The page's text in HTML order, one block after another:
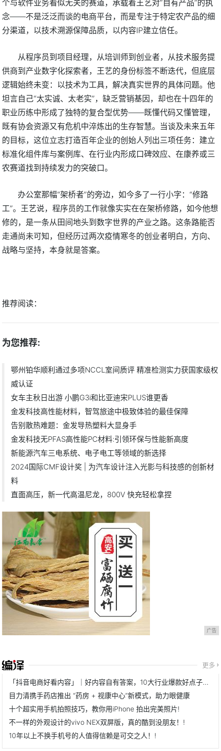
个与软件业务看似无关的赛道，承载着王艺对“自有产品”的执
念——不是泛泛而谈的电商平台，而是专注于特定农产品的细
分渠道，以技术溯源保障品质，以内容IP建立信任。
从程序员到项目经理，从培训师到创业者，从技术服务提
供商到产业数字化探索者，王艺的身份标签不断迭代，但底层
逻辑始终未变：以技术为工具，解决真实世界的具体问题。他
坦言自己“太实诚、太老实”，缺乏营销基因，却也在十四年的
职业历练中形成了独特的复合型优势——既懂代码又懂管理，
既有协会资源又有危机中淬炼出的生存智慧。当谈及未来五年
的目标，这位立志打造百年企业的创始人列出三项任务：建立
标准化组件库与案例库、在行业内形成口碑效应、在康养或三
农赛道找到持续发力的突破口。
办公室那幅“架桥者”的旁边，如今多了一行小字：“修路
工”。王艺说，程序员的工作就像实实在在架桥修路，如今他想
修的，是一条从田间地头到数字世界的产业之路。这条路能否
走通尚未可知，但经历过两次疫情寒冬的创业者明白，方向、
战略与坚持，本身就是答案。
推荐阅读：
为您推荐:
鄂州铂华顺利通过多项NCCL室间质评 精准检测实力获国家级权
威认证
女车主秋日出游 小鹏G3i和比亚迪宋PLUS谁更香
金发科技高性能材料，智驾旅途中极致体验的最佳保障
告别散热难题：金发导热塑料大显身手
金发科技无PFAS高性能PC材料:引领环保与性能新高度
新能源汽车三电系统、电子电工等领域的新选择
2024国际CMF设计奖 | 为汽车设计注入光影与科技感的创新材
料
直面高压，新一代高温尼龙，800V 快充轻松拿捏
广告
更多
「抖音电商好看内容」｜好内容自有答案，10大行业爆款好点子来了
目力清携手药店推出 “药房 + 视康中心”新模式，助力眼健康
十个超实用手机拍照技巧，教你用iPhone 拍出完美照片!
不一样的外观设计的vivo NEX双屏版，真的酷到没朋友！!
10年以上不换手机号的人值得信赖是可交之人！!